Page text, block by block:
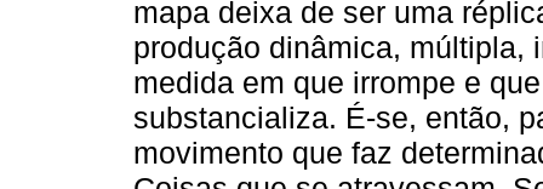
mapa deixa de ser uma
produção dinâmica, múltipla,
medida em que irrompe e
substancializa. É-se, então,
movimento que faz